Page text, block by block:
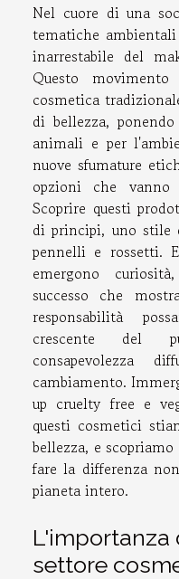
Nel cuore di una
tematiche
inarrestabile del
Questo
cosmetica
di bellezza,
animali e per
nuove sfumature
opzioni che
Scoprire questi
di principi, uno stile
pennelli e rossetti.
emergono
successo che
responsabilità
crescente del
consapevolezza
cambiamento.
up cruelty free e
questi cosmetici
bellezza, e
fare la differenza
pianeta intero.
L'importanza
settore